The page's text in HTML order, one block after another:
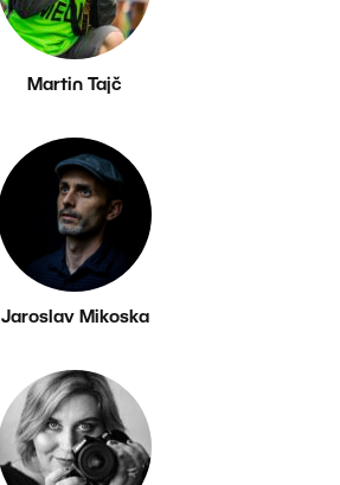
Martin Tajč
Jaroslav Mikoska